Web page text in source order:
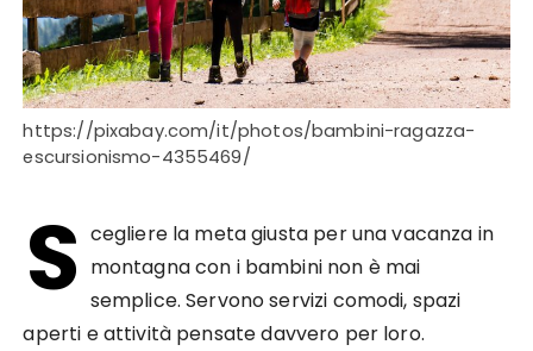
https://pixabay.com/it/photos/bambini-ragazza-
escursionismo-4355469/
S cegliere la meta giusta per una vacanza in
montagna con i bambini non è mai
semplice. Servono servizi comodi, spazi
aperti e attività pensate davvero per loro.